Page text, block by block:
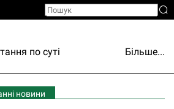
по суті Більше...
новини